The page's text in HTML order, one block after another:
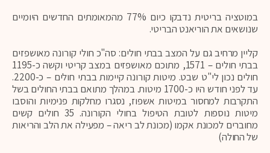
במוטציה בריטית נדבקו כיום 77% מהמאומתים החדשים היומיים
שנושאים את הוריאנט הבריטי.
קליין מרחיב גם על המצב בבתי חולים: סה"כ חולי קורונה מאושפזים
בבתי חולים – 1571, מתוכם מאושפזים במצב קריטי וקשה כ-1195
חולים נכון לי"ט שבט. מיטות קורונה קיימות בבתי חולים – כ-2200.
עד לפני חודש היו כ-1700 מיטות. במהלך מתואם בבתי החולים בשל
התקרבות למחסור במיטות אשפוז, נסגרו מחלקות פנימיות והוסבו
מיטות נוספות לטובת הטיפול בחולי הקורונה. 35 חולים קשים
מחוברים למכונת אקמו (מכונת לב ריאה – מפעילה את הלב והריאות
של החולה)